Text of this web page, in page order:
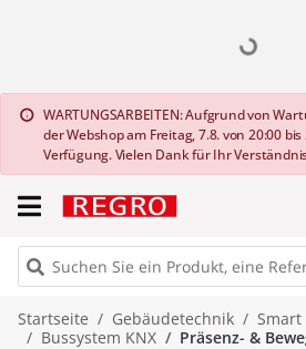
info WARTUNGSARBEITEN: Aufgrund von
der Webshop am Freitag, 7.8. von 20:00
Verfügung. Vielen Dank für Ihr
Startseite Gebäudetechnik
Bussystem KNX
Präsenz- &